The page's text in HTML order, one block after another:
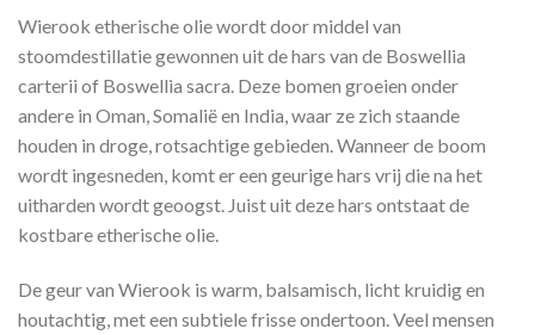
Wierook etherische olie wordt door middel van
stoomdestillatie gewonnen uit de hars van de Boswellia
carterii of Boswellia sacra. Deze bomen groeien onder
andere in Oman, Somalië en India, waar ze zich staande
houden in droge, rotsachtige gebieden. Wanneer de boom
wordt ingesneden, komt er een geurige hars vrij die na het
uitharden wordt geoogst. Juist uit deze hars ontstaat de
kostbare etherische olie.
De geur van Wierook is warm, balsamisch, licht kruidig en
houtachtig, met een subtiele frisse ondertoon. Veel mensen